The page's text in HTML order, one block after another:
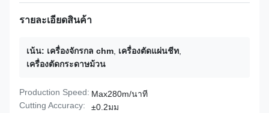
รายละเอียดสินค้า
เน้น: เครื่องจักรกล chm เครื่องตัดแผ่นชีท
เครื่องตัดกระดาษม้วน
Production Speed: Max280m/นาที
Cutting Accuracy:
±0.2มม